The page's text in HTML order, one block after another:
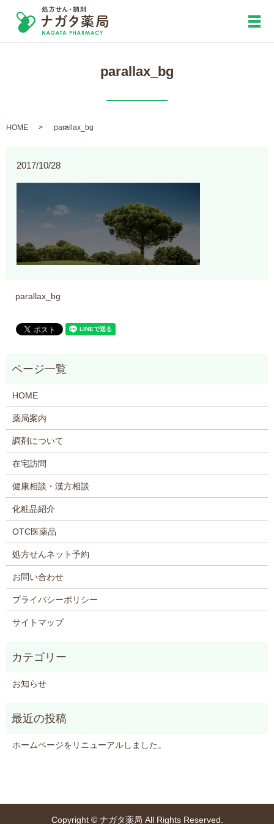
メ
parallax_bg
HOME parallax_bg
2017/10/28
parallax_bg
HOME
薬局案内
調剤について
在宅訪問
健康相談・漢方相談
化粧品紹介
OTC医薬品
処方せんネット予約
お問い合わせ
プライバシーポリシー
サイトマップ
お知らせ
ホームページをリニューアルしました。
Copyright © ナガタ薬局 All Rights Reserved.